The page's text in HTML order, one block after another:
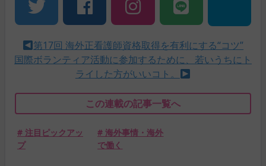
第17回 海外正看護師資格取得を有利にする“コツ”
国際ボランティア活動に参加するために、若いうちにト
ライした方がいいコト。
この連載の記事一覧へ
# 注目ピックアッ
プ
# 海外事情・海外
で働く